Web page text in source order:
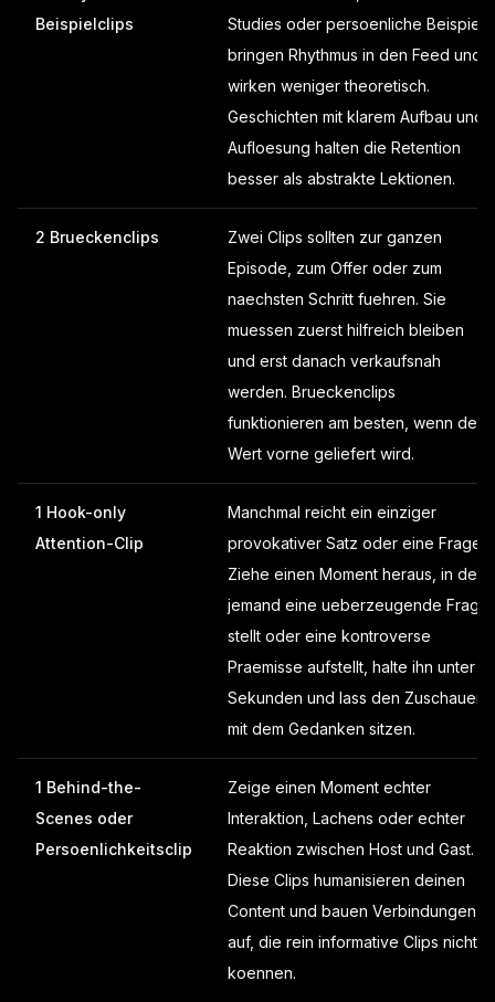
Beispielclips
Studies oder persoenliche Beispiele
bringen Rhythmus in den Feed und
wirken weniger theoretisch.
Geschichten mit klarem Aufbau und
Aufloesung halten die Retention
besser als abstrakte Lektionen.
2 Brueckenclips
Zwei Clips sollten zur ganzen
Episode, zum Offer oder zum
naechsten Schritt fuehren. Sie
muessen zuerst hilfreich bleiben
und erst danach verkaufsnah
werden. Brueckenclips
funktionieren am besten, wenn der
Wert vorne geliefert wird.
1 Hook-only
Attention-Clip
Manchmal reicht ein einziger
provokativer Satz oder eine Frage.
Ziehe einen Moment heraus, in dem
jemand eine ueberzeugende Frage
stellt oder eine kontroverse
Praemisse aufstellt, halte ihn unter 15
Sekunden und lass den Zuschauer
mit dem Gedanken sitzen.
1 Behind-the-
Scenes oder
Persoenlichkeitsclip
Zeige einen Moment echter
Interaktion, Lachens oder echter
Reaktion zwischen Host und Gast.
Diese Clips humanisieren deinen
Content und bauen Verbindungen
auf, die rein informative Clips nicht
koennen.